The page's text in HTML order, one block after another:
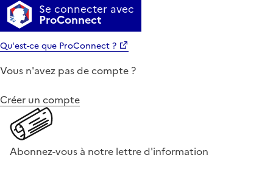
Se connecter avec
ProConnect
Qu'est-ce que ProConnect ?
Vous n'avez pas de compte ?
Créer un compte
Abonnez-vous à notre lettre d'information